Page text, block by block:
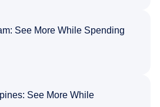
See More While Spending
See More While